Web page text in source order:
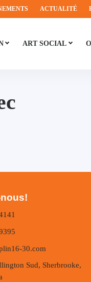
ACTUALITÉ
ART SOCIAL
30.com
Sud, Sherbrooke,